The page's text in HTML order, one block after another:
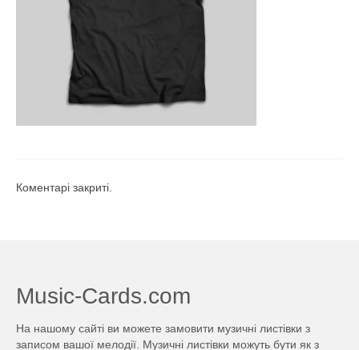
Коментарі закриті.
Music-Cards.com
На нашому сайті ви можете замовити музичні листівки з
записом вашої мелодії. Музичні листівки можуть бути як з